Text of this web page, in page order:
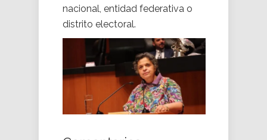
nacional, entidad federativa o
distrito electoral.